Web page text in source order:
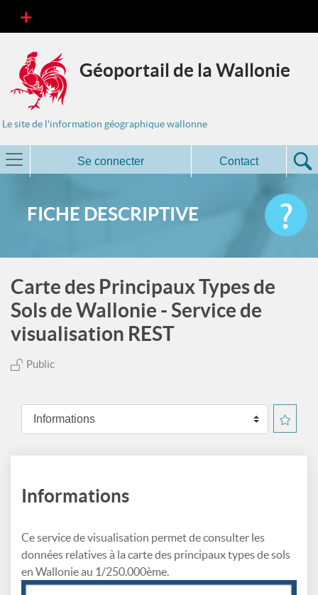
Géoportail de la Wallonie
Le site de l'information géographique wallonne
Se connecter Contact
FICHE DESCRIPTIVE
Carte des Principaux Types de
Sols de Wallonie - Service de
visualisation REST
Public
Informations
Ce service de visualisation permet de consulter les
données relatives à la carte des principaux types de sols
en Wallonie au 1/250.000ème.